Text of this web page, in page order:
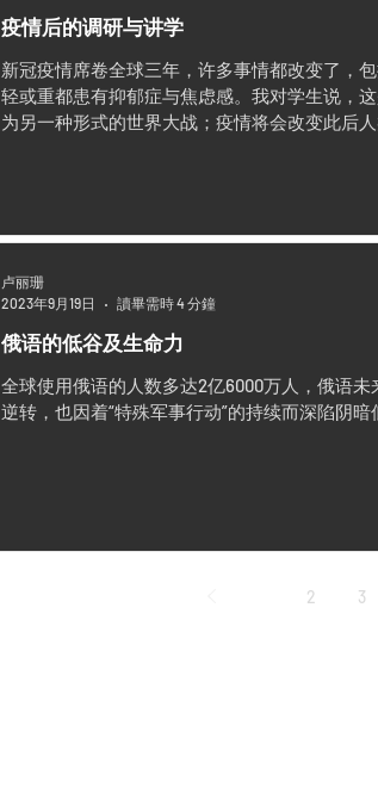
疫情后的调研与讲学
新冠疫情席卷全球三年，许多事情都改变了，
轻或重都患有抑郁症与焦虑感。我对学生说，
为另一种形式的世界大战；疫情将会改变此后
俄语的低谷及生命力
全球使用俄语的人数多达2亿6000万人，俄语
逆转，也因着“特殊军事行动”的持续而深陷阴暗
卢丽珊
2023年9月19日
讀畢需時 4 分鐘
2 3